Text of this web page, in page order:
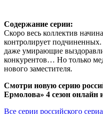
Содержание серии:
Скоро весь коллектив
контролирует
даже умирающие
конкурентов… Но только
нового заместителя.
Смотри новую серию
Ермолова» 4 сезон онлайн
Все серии российского